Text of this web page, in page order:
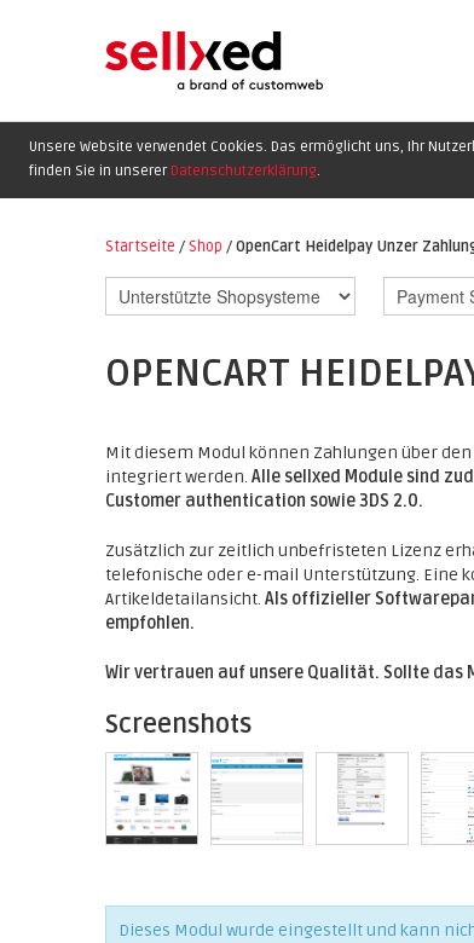
Unsere Website verwendet Cookies. Das ermöglicht uns, Ihr
finden Sie in unserer Datenschutzerklärung.
Startseite / Shop /OpenCart Heidelpay Unzer
OPENCART
Mit diesem Modul können Zahlungen über
integriert werden. Alle sellxed Module sind
Customer authentication sowie 3DS 2.0.
Zusätzlich zur zeitlich unbefristeten Lizenz
telefonische oder e-mail Unterstützung. Eine
Artikeldetailansicht. Als offizieller
empfohlen.
Wir vertrauen auf unsere Qualität. Sollte das
Screenshots
Dieses Modul wurde eingestellt und kann